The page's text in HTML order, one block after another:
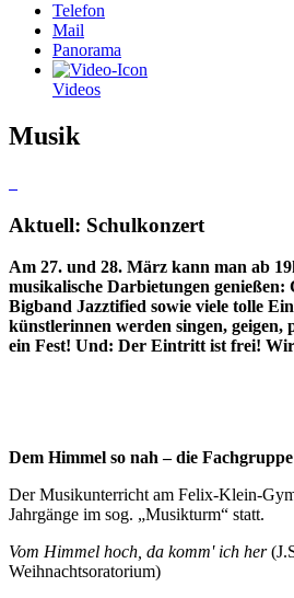
Telefon
Mail
Panorama
Videos
Musik
Aktuell: Schulkonzert
Am 27. und 28. März kann man ab
musikalische Darbietungen genießen:
Bigband Jazztified sowie viele tolle
künstlerinnen werden singen, geigen,
ein Fest! Und: Der Eintritt ist frei!
Dem Himmel so nah – die
Der Musikunterricht am Felix-Klein-
Jahrgänge im sog. „Musikturm“ statt.
Vom Himmel hoch, da komm' ich her
Weihnachtsoratorium)